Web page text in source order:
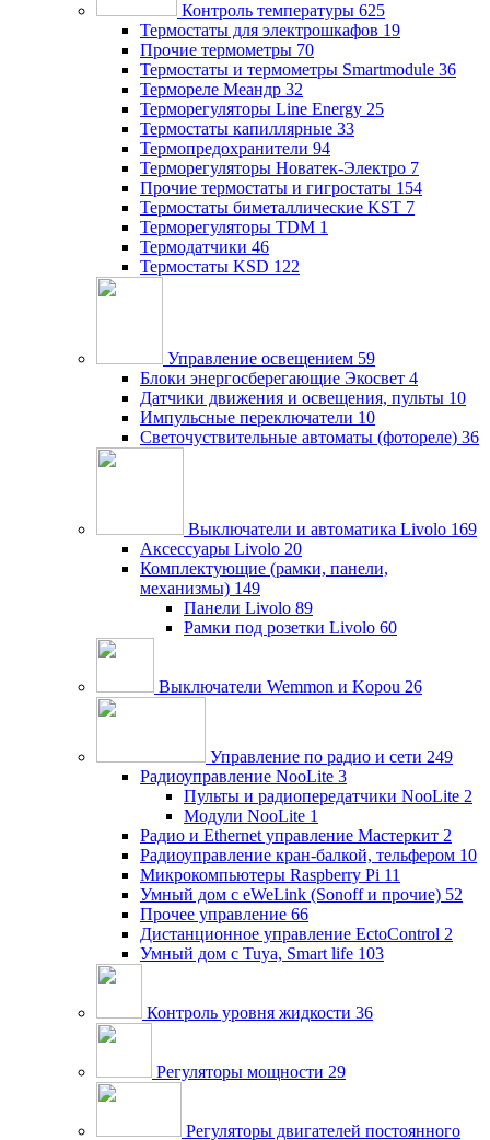
Контроль температуры 625
Термостаты для электрошкафов 19
Прочие термометры 70
Термостаты и термометры Smartmodule 36
Термореле Меандр 32
Терморегуляторы Line Energy 25
Термостаты капиллярные 33
Термопредохранители 94
Терморегуляторы Новатек-Электро 7
Прочие термостаты и гигростаты 154
Термостаты биметаллические KST 7
Терморегуляторы TDM 1
Термодатчики 46
Термостаты KSD 122
Управление освещением 59
Блоки энергосберегающие Экосвет 4
Датчики движения и освещения, пульты 10
Импульсные переключатели 10
Светочуствительные автоматы (фотореле) 36
Выключатели и автоматика Livolo 169
Аксессуары Livolo 20
Комплектующие (рамки, панели,
механизмы) 149
Панели Livolo 89
Рамки под розетки Livolo 60
Выключатели Wemmon и Kopou 26
Управление по радио и сети 249
Радиоуправление NooLite 3
Пульты и радиопередатчики NooLite 2
Модули NooLite 1
Радио и Ethernet управление Мастеркит 2
Радиоуправление кран-балкой, тельфером 10
Микрокомпьютеры Raspberry Pi 11
Умный дом c eWeLink (Sonoff и прочие) 52
Прочее управление 66
Дистанционное управление EctoControl 2
Умный дом с Tuya, Smart life 103
Контроль уровня жидкости 36
Регуляторы мощности 29
Регуляторы двигателей постоянного